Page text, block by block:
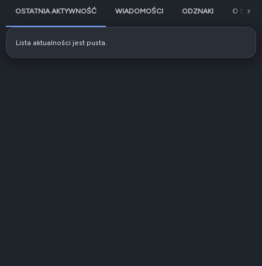
OSTATNIA AKTYWNOŚĆ WIADOMOŚCI ODZNAKI O SOBIE
Lista aktualności jest pusta.